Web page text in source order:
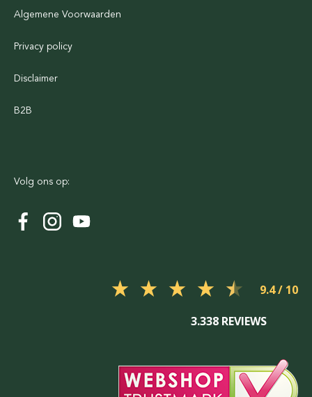
Algemene Voorwaarden
Privacy policy
Disclaimer
B2B
Volg ons op:
9.4
3.338 REVIEWS